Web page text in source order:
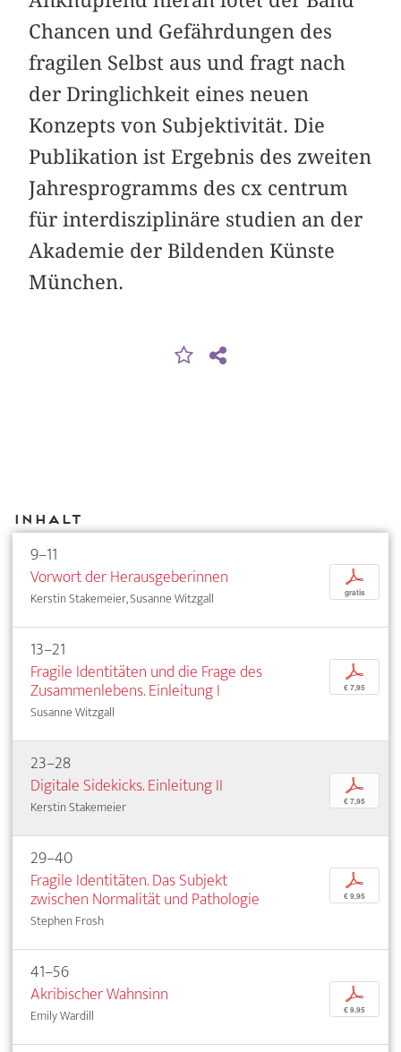
Chancen und Gefährdungen des
fragilen Selbst aus und fragt nach
der Dringlichkeit eines neuen
Konzepts von Subjektivität. Die
Publikation ist Ergebnis des zweiten
Jahresprogramms des cx centrum
für interdisziplinäre studien an der
Akademie der Bildenden Künste
München.
Inhalt
9–11
Vorwort der Herausgeberinnen
Kerstin Stakemeier, Susanne Witzgall
p
gratis
13–21
Fragile Identitäten und die Frage des
Zusammenlebens. Einleitung I
Susanne Witzgall
p
€ 7,95
23–28
Digitale Sidekicks. Einleitung II
Kerstin Stakemeier
p
€ 7,95
29–40
Fragile Identitäten. Das Subjekt
zwischen Normalität und Pathologie
Stephen Frosh
p
€ 9,95
41–56
Akribischer Wahnsinn
Emily Wardill
p
€ 9,95